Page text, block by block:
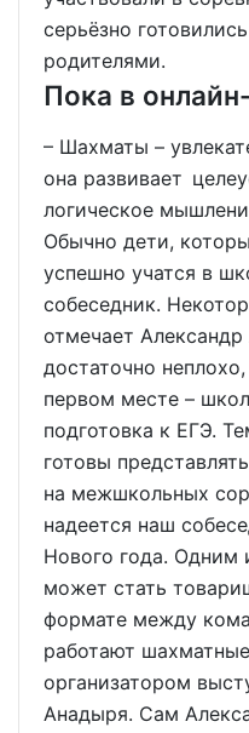
серьёзно
родителями.
Пока в
– Шахматы –
она развивает
логическое
Обычно дети,
успешно учатся в
собеседник.
отмечает
достаточно
первом месте –
подготовка к ЕГЭ.
готовы
на межшкольных
надеется наш
Нового года. Одним
может стать
формате между
работают
организатором
Анадыря. Сам